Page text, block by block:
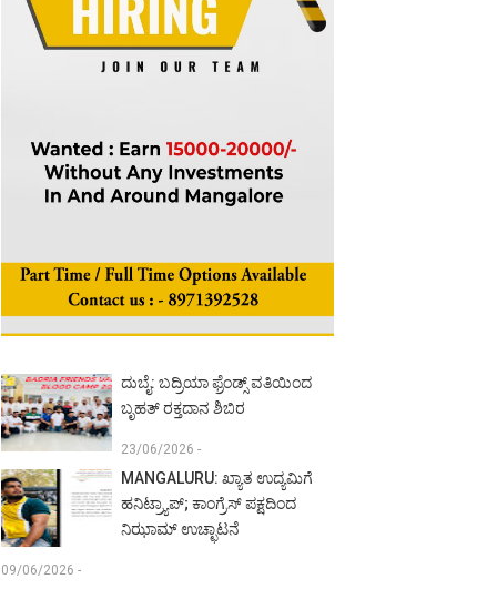
ದುಬೈ: ಬದ್ರಿಯಾ ಫ್ರೆಂಡ್ಸ್ ವತಿಯಿಂದ
ಬೃಹತ್ ರಕ್ತದಾನ ಶಿಬಿರ
23/06/2026 -
MANGALURU: ಖ್ಯಾತ ಉದ್ಯಮಿಗೆ
ಹನಿಟ್ರ್ಯಾಪ್; ಕಾಂಗ್ರೆಸ್ ಪಕ್ಷದಿಂದ
ನಿಝಾಮ್ ಉಚ್ಛಾಟನೆ
09/06/2026 -